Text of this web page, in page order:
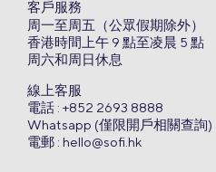
客戶服務
周一至周五（公眾假期除外）
香港時間上午 9 點至凌晨 5 點
周六和周日休息
線上客服
電話 : +852 2693 8888
Whatsapp (僅限開戶相關查詢)
電郵 : hello@sofi.hk